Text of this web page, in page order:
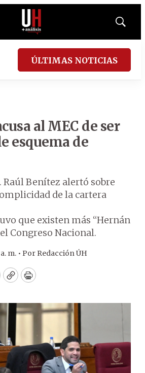
Mostrar
ÚLTIMAS NOTICIAS
al MEC de ser
esquema de
Benítez alertó sobre
de la cartera
que existen más “Hernán
Congreso Nacional.
m. • Por Redacción ÚH
CopyPrint